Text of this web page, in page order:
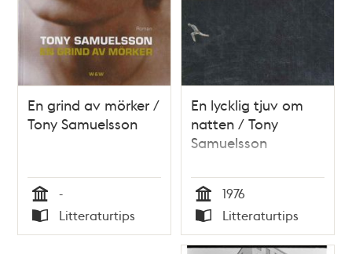
En grind av mörker /
Tony Samuelsson
Tid
-
Typ
Litteraturtips
En lycklig tjuv om
natten / Tony
Samuelsson
Tid
1976
Typ
Litteraturtips